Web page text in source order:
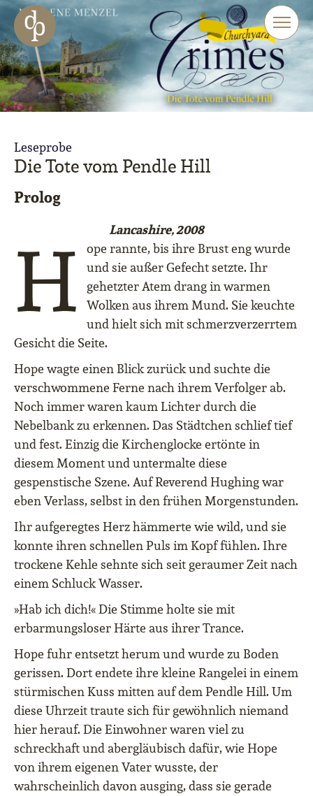
Zum Haupt-Inhalt springen
Zur Navigation springen
Zur Website-Suche springen
Leseprobe
Die Tote vom Pendle Hill
Prolog
Lancashire, 2008
H
ope rannte, bis ihre Brust eng wurde
und sie außer Gefecht setzte. Ihr
gehetzter Atem drang in warmen
Wolken aus ihrem Mund. Sie keuchte
und hielt sich mit schmerzverzerrtem
Gesicht die Seite.
Hope wagte einen Blick zurück und suchte die
verschwommene Ferne nach ihrem Verfolger ab.
Noch immer waren kaum Lichter durch die
Nebelbank zu erkennen. Das Städtchen schlief tief
und fest. Einzig die Kirchenglocke ertönte in
diesem Moment und untermalte diese
gespenstische Szene. Auf Reverend Hughing war
eben Verlass, selbst in den frühen Morgenstunden.
Ihr aufgeregtes Herz hämmerte wie wild, und sie
konnte ihren schnellen Puls im Kopf fühlen. Ihre
trockene Kehle sehnte sich seit geraumer Zeit nach
einem Schluck Wasser.
»Hab ich dich!« Die Stimme holte sie mit
erbarmungsloser Härte aus ihrer Trance.
Hope fuhr entsetzt herum und wurde zu Boden
gerissen. Dort endete ihre kleine Rangelei in einem
stürmischen Kuss mitten auf dem Pendle Hill. Um
diese Uhrzeit traute sich für gewöhnlich niemand
hier herauf. Die Einwohner waren viel zu
schreckhaft und abergläubisch dafür, wie Hope
von ihrem eigenen Vater wusste, der
wahrscheinlich davon ausging, dass sie gerade